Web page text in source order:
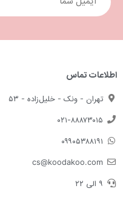
اطلاعات تماس
تهران - ونک - خلیل‌زاده - ۵۳
۰۲۱-۸۸۸۷۳۰۱۵
۰۹۹۰۵۳۸۸۱۹۱
cs@koodakoo.com
۹ الی ۲۲